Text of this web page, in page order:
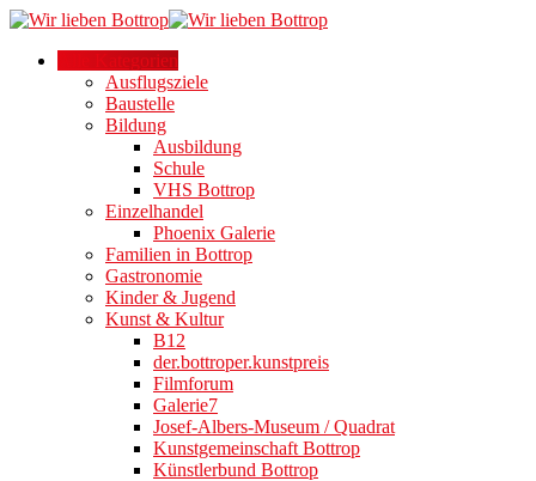
Alle Kategorien
Ausflugsziele
Baustelle
Bildung
Ausbildung
Schule
VHS Bottrop
Einzelhandel
Phoenix Galerie
Familien in Bottrop
Gastronomie
Kinder & Jugend
Kunst & Kultur
B12
der.bottroper.kunstpreis
Filmforum
Galerie7
Josef-Albers-Museum / Quadrat
Kunstgemeinschaft Bottrop
Künstlerbund Bottrop